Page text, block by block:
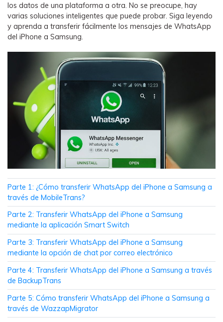
los datos de una plataforma a otra. No se preocupe, hay
varias soluciones inteligentes que puede probar. Siga leyendo
y aprenda a transferir fácilmente los mensajes de WhatsApp
del iPhone a Samsung.
Parte 1: ¿Cómo transferir WhatsApp del iPhone a Samsung a
través de MobileTrans?
Parte 2: Transferir WhatsApp del iPhone a Samsung
mediante la aplicación Smart Switch
Parte 3: Transferir WhatsApp del iPhone a Samsung
mediante la opción de chat por correo electrónico
Parte 4: Transferir WhatsApp del iPhone a Samsung a través
de BackupTrans
Parte 5: Cómo transferir WhatsApp del iPhone a Samsung a
través de WazzapMigrator